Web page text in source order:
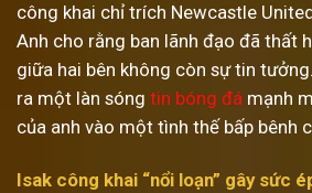
công khai chỉ trích Newcastle
Anh cho rằng ban lãnh đạo đã thất
giữa hai bên không còn sự tin
ra một làn sóng tin bóng đá mạnh
của anh vào một tình thế bấp bênh
Isak công khai “nổi loạn” gây sức